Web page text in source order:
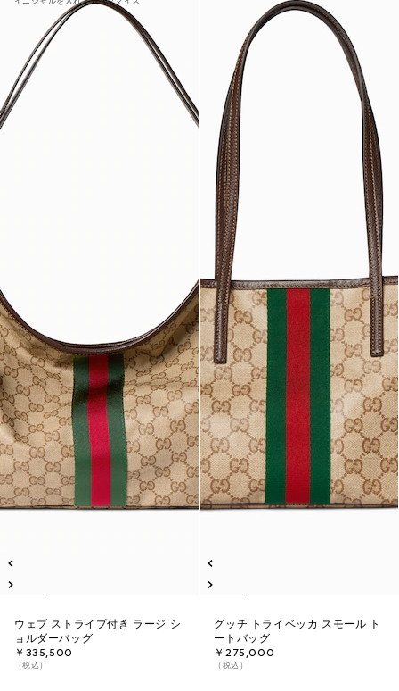
ウェブ ストライプ付き ラージ シ
ョルダーバッグ
￥335,500
（税込）
グッチ トライベッカ スモール ト
ートバッグ
￥275,000
（税込）